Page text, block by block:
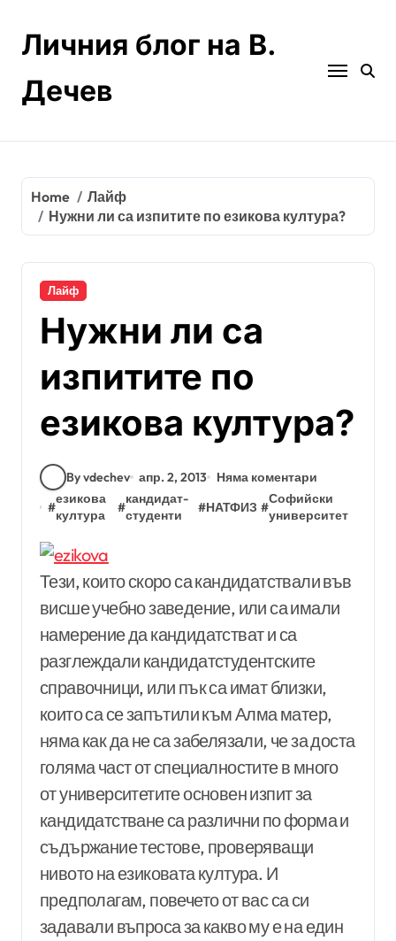
contentЛичния блог на В.
Дечев
Home
Лайф
Нужни ли са изпитите по езикова култура?
Лайф
Нужни ли са
изпитите по
езикова култура?
By vdechev апр. 2, 2013
Няма коментари
#
езикова
култура
#
кандидат-
студенти
#НАТФИЗ #
Софийски
университет
Тези, които скоро са кандидатствали във
висше учебно заведение, или са имали
намерение да кандидатстват и са
разглеждали кандидатстудентските
справочници, или пък са имат близки,
които са се запътили към Алма матер,
няма как да не са забелязали, че за доста
голяма част от специалностите в много
от университетите основен изпит за
кандидатстване са различни по форма и
съдържание тестове, проверяващи
нивото на езиковата култура. И
предполагам, повечето от вас са си
задавали въпроса за какво му е на един